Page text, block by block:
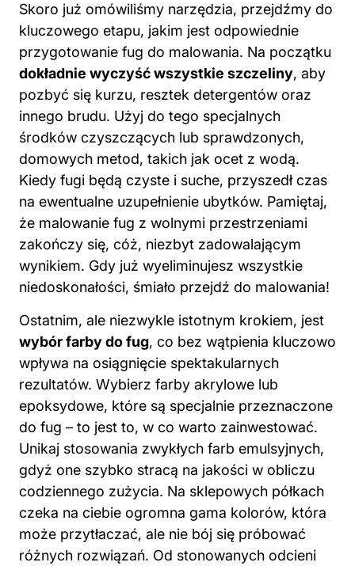
Skoro już omówiliśmy narzędzia, przejdźmy do
kluczowego etapu, jakim jest odpowiednie
przygotowanie fug do malowania. Na początku
dokładnie wyczyść wszystkie szczeliny, aby
pozbyć się kurzu, resztek detergentów oraz
innego brudu. Użyj do tego specjalnych
środków czyszczących lub sprawdzonych,
domowych metod, takich jak ocet z wodą.
Kiedy fugi będą czyste i suche, przyszedłczas
na ewentualne uzupełnienie ubytków. Pamiętaj,
że malowanie fug z wolnymi przestrzeniami
zakończy się, cóż, niezbyt zadowalającym
wynikiem. Gdy już wyeliminujesz wszystkie
niedoskonałości, śmiało przejdź do malowania!
Ostatnim, ale niezwykle istotnym krokiem, jest
wybórfarbydo fug, co bez wątpienia kluczowo
wpływa na osiągnięcie spektakularnych
rezultatów. Wybierz farby akrylowe lub
epoksydowe, które są specjalnie przeznaczone
do fug – to jest to, w co warto zainwestować.
Unikaj stosowania zwykłych farb emulsyjnych,
gdyż one szybko stracą na jakości w obliczu
codziennego zużycia. Na sklepowych półkach
czeka na ciebie ogromna gama kolorów, która
może przytłaczać, ale nie bój się próbować
różnych rozwiązań. Od stonowanych odcieni